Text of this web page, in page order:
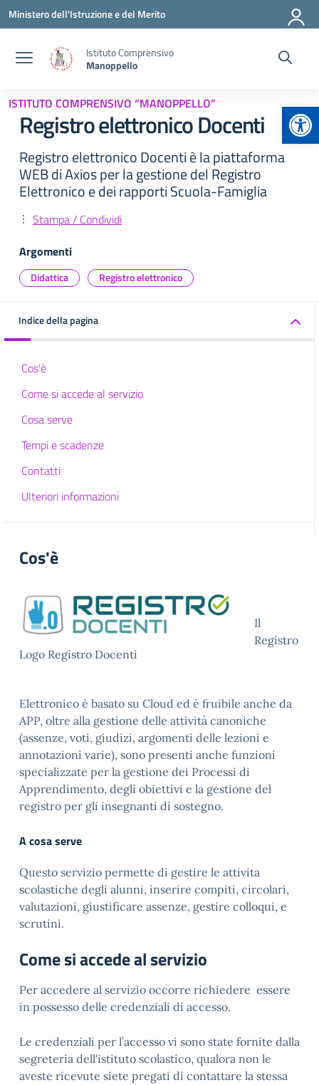
Vai ai contenuti
Vai al menu di navigazione
Vai al footer
Ministero dell'Istruzione e del Merito
Istituto Comprensivo
Manoppello
ISTITUTO COMPRENSIVO “MANOPPELLO”
Registro elettronico Docenti
Registro elettronico Docenti è la piattaforma
WEB di Axios per la gestione del Registro
Elettronico e dei rapporti Scuola-Famiglia
Stampa / Condividi
Argomenti
Didattica Registro elettronico
Indice della pagina
Cos'è
Come si accede al servizio
Cosa serve
Tempi e scadenze
Contatti
Ulteriori informazioni
Cos'è
Logo Registro Docenti
Il
Registro
Elettronico è basato su Cloud ed è fruibile anche da
APP, oltre alla gestione delle attività canoniche
(assenze, voti, giudizi, argomenti delle lezioni e
annotazioni varie), sono presenti anche funzioni
specializzate per la gestione dei Processi di
Apprendimento, degli obiettivi e la gestione del
registro per gli insegnanti di sostegno.
A cosa serve
Questo servizio permette di gestire le attivita
scolastiche degli alunni, inserire compiti, circolari,
valutazioni, giustificare assenze, gestire colloqui, e
scrutini.
Come si accede al servizio
Per accedere al servizio occorre richiedere essere
in possesso delle credenziali di accesso.
Le credenziali per l’accesso vi sono state fornite dalla
segreteria dell'istituto scolastico, qualora non le
aveste ricevute siete pregati di contattare la stessa